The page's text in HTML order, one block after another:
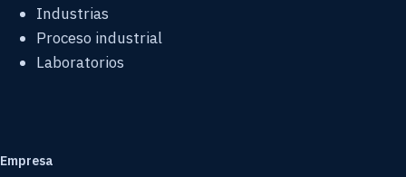
Industrias
Proceso industrial
Laboratorios
Empresa